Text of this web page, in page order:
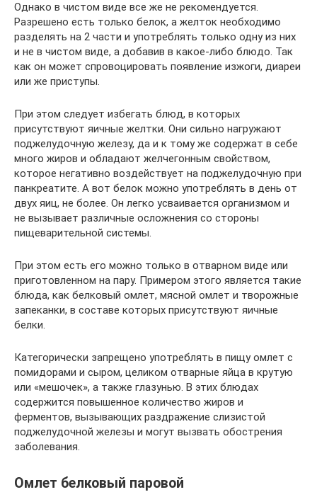
Однако в чистом виде все же не рекомендуется.
Разрешено есть только белок, а желток необходимо
разделять на 2 части и употреблять только одну из них
и не в чистом виде, а добавив в какое-либо блюдо. Так
как он может спровоцировать появление изжоги, диареи
или же приступы.
При этом следует избегать блюд, в которых
присутствуют яичные желтки. Они сильно нагружают
поджелудочную железу, да и к тому же содержат в себе
много жиров и обладают желчегонным свойством,
которое негативно воздействует на поджелудочную при
панкреатите. А вот белок можно употреблять в день от
двух яиц, не более. Он легко усваивается организмом и
не вызывает различные осложнения со стороны
пищеварительной системы.
При этом есть его можно только в отварном виде или
приготовленном на пару. Примером этого является такие
блюда, как белковый омлет, мясной омлет и творожные
запеканки, в составе которых присутствуют яичные
белки.
Категорически запрещено употреблять в пищу омлет с
помидорами и сыром, целиком отварные яйца в крутую
или «мешочек», а также глазунью. В этих блюдах
содержится повышенное количество жиров и
ферментов, вызывающих раздражение слизистой
поджелудочной железы и могут вызвать обострения
заболевания.
Омлет белковый паровой